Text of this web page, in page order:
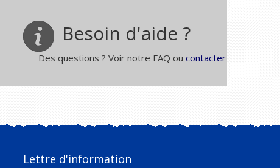
Besoin d'aide ?
Des questions ? Voir notre FAQ ou contacter
Lettre d'information